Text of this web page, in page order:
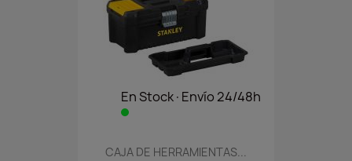
En Stock·Envío 24/48h
CAJA DE HERRAMIENTAS...